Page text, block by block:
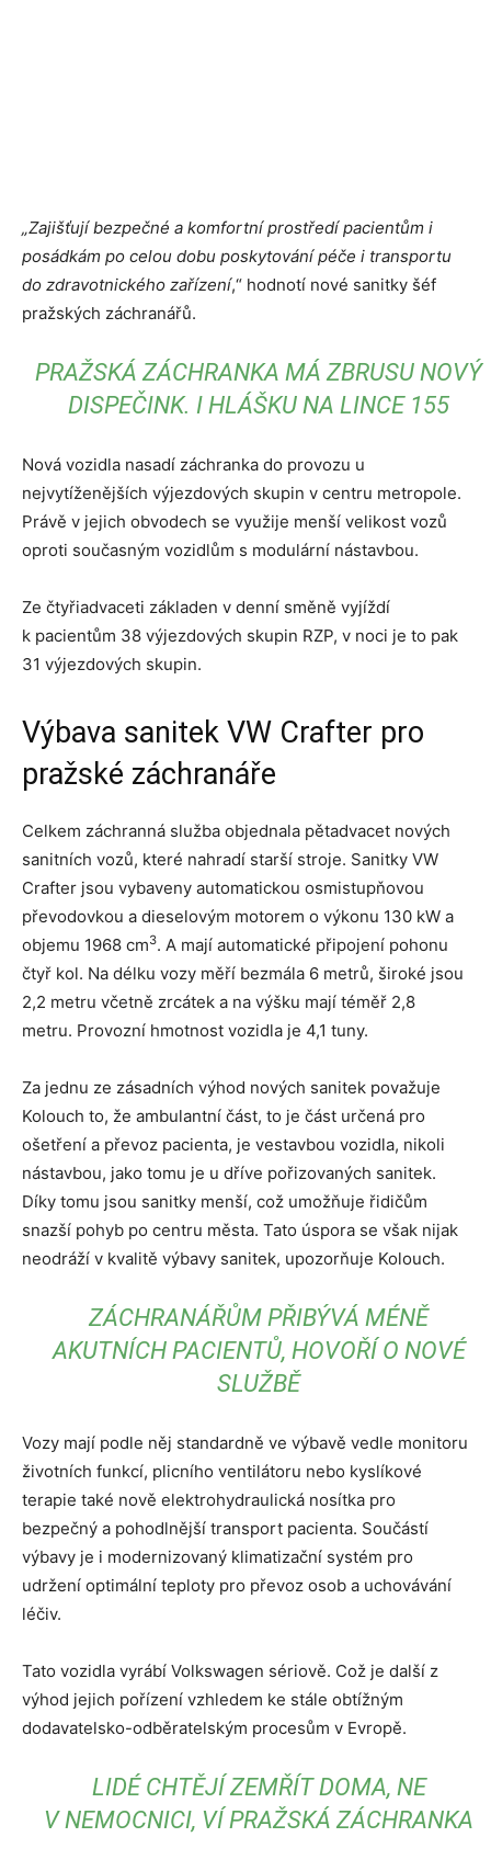
„Zajišťují bezpečné a komfortní prostředí pacientům i
posádkám po celou dobu poskytování péče i transportu
do zdravotnického zařízení,“ hodnotí nové sanitky šéf
pražských záchranářů.
PRAŽSKÁ ZÁCHRANKA MÁ ZBRUSU NOVÝ
DISPEČINK. I HLÁŠKU NA LINCE 155
Nová vozidla nasadí záchranka do provozu u
nejvytíženějších výjezdových skupin v centru metropole.
Právě v jejich obvodech se využije menší velikost vozů
oproti současným vozidlům s modulární nástavbou.
Ze čtyřiadvaceti základen v denní směně vyjíždí
k pacientům 38 výjezdových skupin RZP, v noci je to pak
31 výjezdových skupin.
Výbava sanitek VW Crafter pro
pražské záchranáře
Celkem záchranná služba objednala pětadvacet nových
sanitních vozů, které nahradí starší stroje. Sanitky VW
Crafter jsou vybaveny automatickou osmistupňovou
převodovkou a dieselovým motorem o výkonu 130 kW a
objemu 1968 cm3. A mají automatické připojení pohonu
čtyř kol. Na délku vozy měří bezmála 6 metrů, široké jsou
2,2 metru včetně zrcátek a na výšku mají téměř 2,8
metru. Provozní hmotnost vozidla je 4,1 tuny.
Za jednu ze zásadních výhod nových sanitek považuje
Kolouch to, že ambulantní část, to je část určená pro
ošetření a převoz pacienta, je vestavbou vozidla, nikoli
nástavbou, jako tomu je u dříve pořizovaných sanitek.
Díky tomu jsou sanitky menší, což umožňuje řidičům
snazší pohyb po centru města. Tato úspora se však nijak
neodráží v kvalitě výbavy sanitek, upozorňuje Kolouch.
ZÁCHRANÁŘŮM PŘIBÝVÁ MÉNĚ
AKUTNÍCH PACIENTŮ, HOVOŘÍ O NOVÉ
SLUŽBĚ
Vozy mají podle něj standardně ve výbavě vedle monitoru
životních funkcí, plicního ventilátoru nebo kyslíkové
terapie také nově elektrohydraulická nosítka pro
bezpečný a pohodlnější transport pacienta. Součástí
výbavy je i modernizovaný klimatizační systém pro
udržení optimální teploty pro převoz osob a uchovávání
léčiv.
Tato vozidla vyrábí Volkswagen sériově. Což je další z
výhod jejich pořízení vzhledem ke stále obtížným
dodavatelsko-odběratelským procesům v Evropě.
LIDÉ CHTĚJÍ ZEMŘÍT DOMA, NE
V NEMOCNICI, VÍ PRAŽSKÁ ZÁCHRANKA